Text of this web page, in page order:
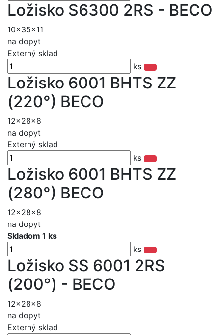
Ložisko S6300 2RS - BECO
10x35x11
na dopyt
Externý sklad
ks
Ložisko 6001 BHTS ZZ
(220°) BECO
12x28x8
na dopyt
Externý sklad
ks
Ložisko 6001 BHTS ZZ
(280°) BECO
12x28x8
na dopyt
Skladom 1 ks
ks
Ložisko SS 6001 2RS
(200°) - BECO
12x28x8
na dopyt
Externý sklad